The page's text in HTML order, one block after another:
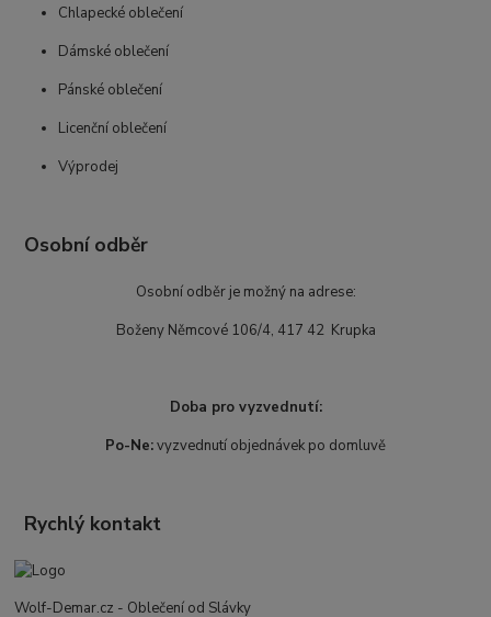
Chlapecké oblečení
Dámské oblečení
Pánské oblečení
Licenční oblečení
Výprodej
Osobní odběr
Osobní odběr je možný na adrese:
Boženy Němcové 106/4, 417 42 Krupka
Doba pro vyzvednutí:
Po-Ne:vyzvednutí objednávek po domluvě
Rychlý kontakt
Wolf-Demar.cz - Oblečení od Slávky